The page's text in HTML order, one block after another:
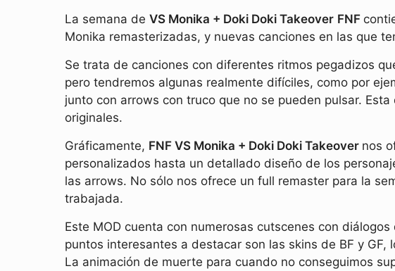
La semana de VS Monika + Doki Doki Takeover FNF
Monika remasterizadas, y nuevas canciones en las que
Se trata de canciones con diferentes ritmos pegadizos
pero tendremos algunas realmente difíciles, como por
junto con arrows con truco que no se pueden pulsar.
originales.
Gráficamente, FNF VS Monika + Doki Doki Takeover nos
personalizados hasta un detallado diseño de los
las arrows. No sólo nos ofrece un full remaster para la
trabajada.
Este MOD cuenta con numerosas cutscenes con
puntos interesantes a destacar son las skins de BF y
La animación de muerte para cuando no conseguimos